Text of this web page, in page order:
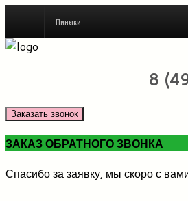
Пинетки
8
Заказать звонок
ЗАКАЗ ОБРАТНОГО ЗВОНКА
Спасибо за заявку, мы скоро с